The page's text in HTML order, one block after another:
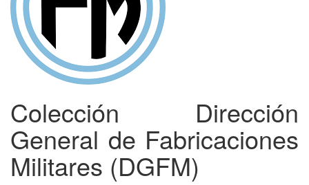
Colección Dirección
General de Fabricaciones
Militares (DGFM)